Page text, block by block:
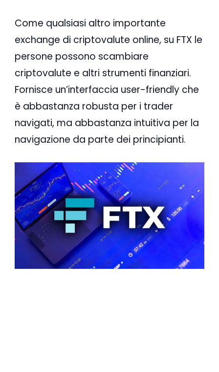
Come qualsiasi altro importante
exchange di criptovalute online, su FTX le
persone possono scambiare
criptovalute e altri strumenti finanziari.
Fornisce un’interfaccia user-friendly che
è abbastanza robusta per i trader
navigati, ma abbastanza intuitiva per la
navigazione da parte dei principianti.